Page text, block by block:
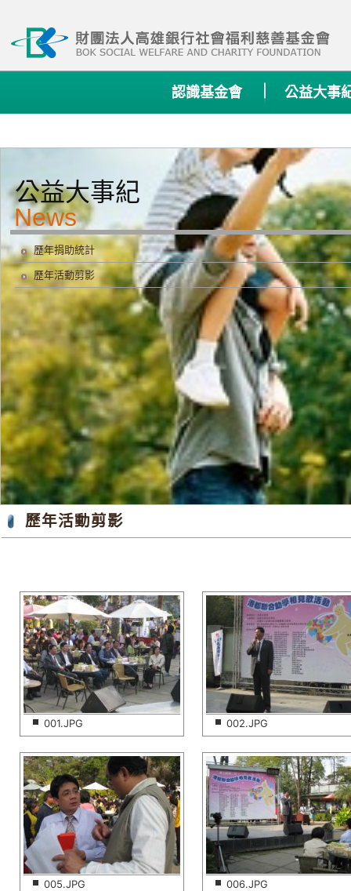
認識基金會 公益大事
公益大事紀
歷年捐助統計
歷年活動剪影
歷年活動剪影
001.JPG 002.JPG
005.JPG 006.JPG